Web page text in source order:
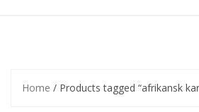
Home / Products tagged “afrikansk